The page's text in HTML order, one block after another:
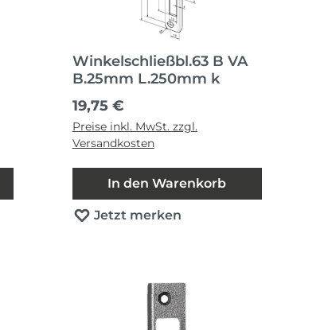
Winkelschließbl.63 B VA
B.25mm L.250mm k
Regulärer Preis:
19,75 €
Preise inkl. MwSt. zzgl.
Versandkosten
In den Warenkorb
Jetzt merken